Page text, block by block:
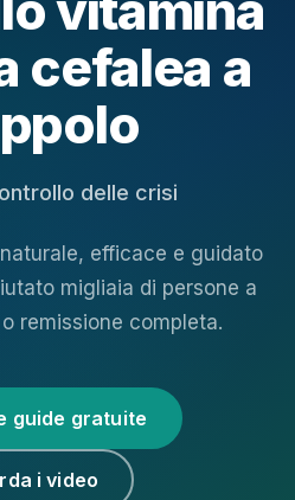
cefalea a
delle crisi
efficace e guidato
migliaia di persone a
remissione completa.
guide gratuite
i video